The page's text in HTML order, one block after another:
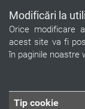
Modificări la
Orice modificare
acest site va fi
în paginile noastre
Tip cookie